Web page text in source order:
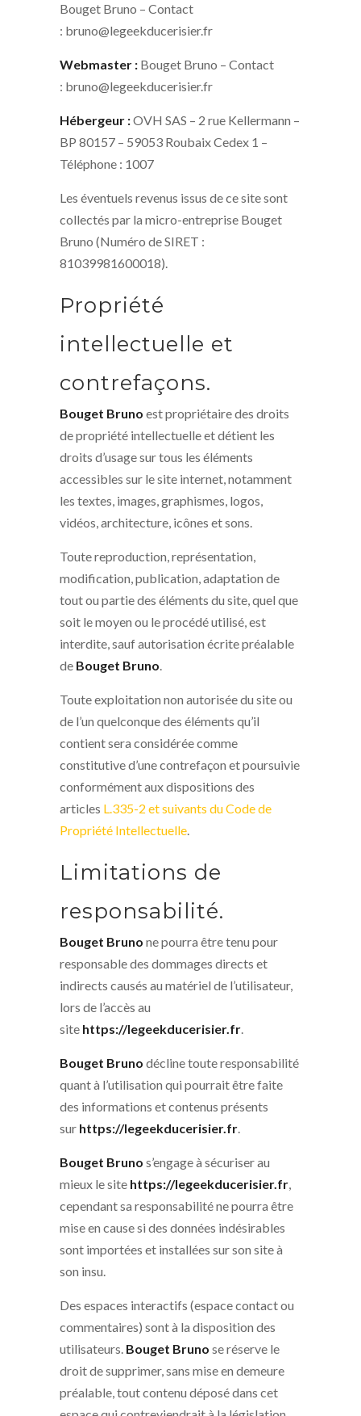
Bouget Bruno – Contact
: bruno@legeekducerisier.fr
Webmaster : Bouget Bruno – Contact
: bruno@legeekducerisier.fr
Hébergeur :OVH SAS – 2 rue Kellermann –
BP 80157 – 59053 Roubaix Cedex 1 –
Téléphone : 1007
Les éventuels revenus issus de ce site sont
collectés par la micro-entreprise Bouget
Bruno (Numéro de SIRET :
81039981600018).
Propriété
intellectuelle et
contrefaçons.
Bouget Bruno est propriétaire des droits
de propriété intellectuelle et détient les
droits d’usage sur tous les éléments
accessibles sur le site internet, notamment
les textes, images, graphismes, logos,
vidéos, architecture, icônes et sons.
Toute reproduction, représentation,
modification, publication, adaptation de
tout ou partie des éléments du site, quel que
soit le moyen ou le procédé utilisé, est
interdite, sauf autorisation écrite préalable
de Bouget Bruno.
Toute exploitation non autorisée du site ou
de l’un quelconque des éléments qu’il
contient sera considérée comme
constitutive d’une contrefaçon et poursuivie
conformément aux dispositions des
articles L.335-2 et suivants du Code de
Propriété Intellectuelle.
Limitations de
responsabilité.
Bouget Bruno ne pourra être tenu pour
responsable des dommages directs et
indirects causés au matériel de l’utilisateur,
lors de l’accès au
site https://legeekducerisier.fr.
Bouget Bruno décline toute responsabilité
quant à l’utilisation qui pourrait être faite
des informations et contenus présents
sur https://legeekducerisier.fr.
Bouget Bruno s’engage à sécuriser au
mieux le site https://legeekducerisier.fr,
cependant sa responsabilité ne pourra être
mise en cause si des données indésirables
sont importées et installées sur son site à
son insu.
Des espaces interactifs (espace contact ou
commentaires) sont à la disposition des
utilisateurs. Bouget Bruno se réserve le
droit de supprimer, sans mise en demeure
préalable, tout contenu déposé dans cet